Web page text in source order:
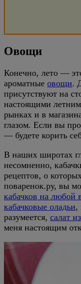
Овощи
Конечно, лето —
ароматные овощи.
присутствуют на
настоящими
рынках и в
глазом. Если вы
— будете корить
В наших широтах
несомненно,
рецептов, о
поваренок.ру, вы
кабачков на любой
кабачковые оладьи,
разумеется, салат
меня настоящим